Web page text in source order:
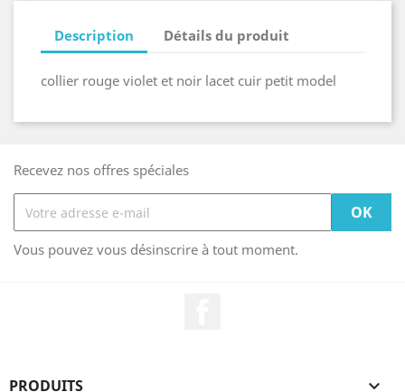
Description Détails du produit
collier rouge violet et noir lacet cuir petit model
Recevez nos offres spéciales
Vous pouvez vous désinscrire à tout moment.
PRODUITS 